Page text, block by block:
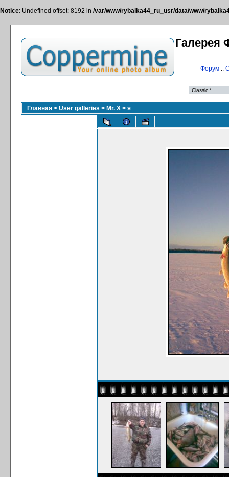
Notice: Undefined offset: 8192 in /var/www/rybalka44_ru_usr/data/www/
Галерея
Форум::
Главная > User galleries > Mr. X > я